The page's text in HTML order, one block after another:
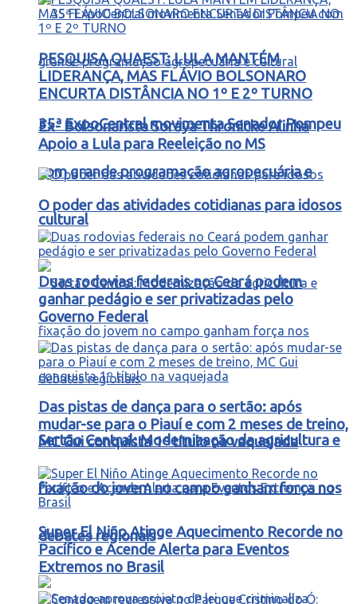
35ª ExpoCentral movimenta Senador Pompeu
com grande programação agropecuária e
cultural
Sertão Central: Modernização da agricultura e
fixação do jovem no campo ganham força nos
debates regionais
PESQUISA QUAEST: LULA MANTÉM
LIDERANÇA, MAS FLÁVIO BOLSONARO
ENCURTA DISTÂNCIA NO 1º E 2º TURNO
Ex- Bolsonarista Soraya Thronicke Alinha
Apoio a Lula para Reeleição no MS
O poder das atividades cotidianas para idosos
Duas rodovias federais no Ceará podem
ganhar pedágio e ser privatizadas pelo
Governo Federal
Das pistas de dança para o sertão: após
mudar-se para o Piauí e com 2 meses de treino,
MC Gui conquista 1º título na vaquejada
Super El Niño Atinge Aquecimento Recorde no
Pacífico e Acende Alerta para Eventos
Extremos no Brasil